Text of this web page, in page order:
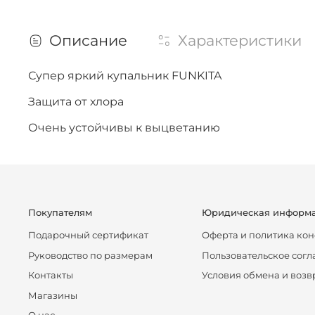
Описание Характеристики
Супер яркий купальник FUNKITA
Защита от хлора
Очень устойчивы к выцветанию
Покупателям
Подарочный сертификат
Руководство по размерам
Контакты
Магазины
Юридическая
Оферта и политика
Пользовательское
Условия обмена и